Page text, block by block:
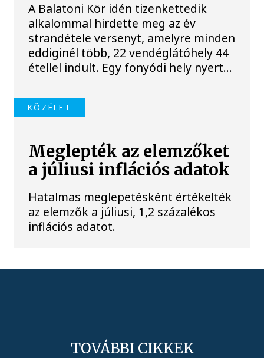
A Balatoni Kör idén tizenkettedik
alkalommal hirdette meg az év
strandétele versenyt, amelyre minden
eddiginél több, 22 vendéglátóhely 44
étellel indult. Egy fonyódi hely nyert...
KÖZÉLET
Meglepték az elemzőket
a júliusi inflációs adatok
Hatalmas meglepetésként értékelték
az elemzők a júliusi, 1,2 százalékos
inflációs adatot.
TOVÁBBI CIKKEK